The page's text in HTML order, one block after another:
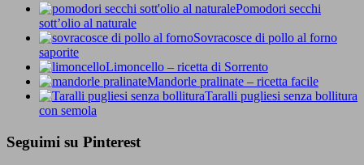
Pomodori secchi
sott’olio al naturale
Sovracosce di pollo al forno
saporite
Limoncello – ricetta di Sorrento
Mandorle pralinate – ricetta facile
Taralli pugliesi senza bollitura
con semola
Seguimi su Pinterest